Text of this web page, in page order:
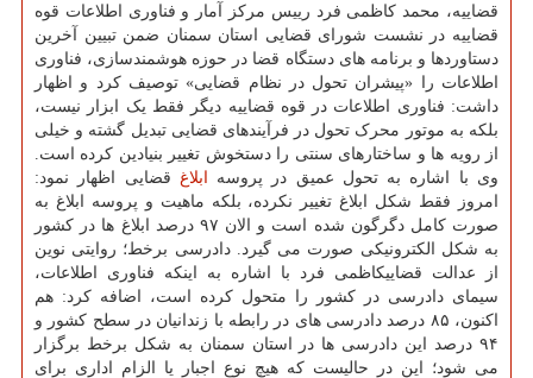
قضاییه، محمد کاظمی فرد رییس مرکز آمار و فناوری اطلاعات قوه
قضاییه در نشست شورای قضایی استان سمنان ضمن تبیین آخرین
دستاوردها و برنامه های دستگاه قضا در حوزه هوشمندسازی، فناوری
اطلاعات را «پیشران تحول در نظام قضایی» توصیف کرد و اظهار
داشت: فناوری اطلاعات در قوه قضاییه دیگر فقط یک ابزار نیست،
بلکه به موتور محرک تحول در فرآیندهای قضایی تبدیل گشته و خیلی
از رویه ها و ساختارهای سنتی را دستخوش تغییر بنیادین کرده است.
وی با اشاره به تحول عمیق در پروسه ابلاغ قضایی اظهار نمود:
امروز فقط شکل ابلاغ تغییر نکرده، بلکه ماهیت و پروسه ابلاغ به
صورت کامل دگرگون شده است و الان ۹۷ درصد ابلاغ ها در کشور
به شکل الکترونیکی صورت می گیرد. دادرسی برخط؛ روایتی نوین
از عدالت قضاییکاظمی فرد با اشاره به اینکه فناوری اطلاعات،
سیمای دادرسی در کشور را متحول کرده است، اضافه کرد: هم
اکنون، ۸۵ درصد دادرسی های در رابطه با زندانیان در سطح کشور و
۹۴ درصد این دادرسی ها در استان سمنان به شکل برخط برگزار
می شود؛ این در حالیست که هیچ نوع اجبار یا الزام اداری برای